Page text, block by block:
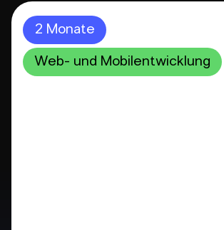
2 Monate
Web- und Mobilentwicklung